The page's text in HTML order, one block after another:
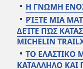
Η ΓΝΩΜΗ
ΡΊΞΤΕ ΜΙΑ
ΔΕΊΤΕ ΠΏΣ
MICHELIN
ΤΟ ΕΛΑΣΤΙΚΟ
ΚΑΤΑΛΛΗΛΟ ΚΑΙ